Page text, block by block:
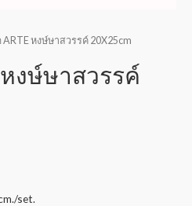
หงษ์ษาสวรรค์ 20X25cm
งษ์ษาสวรรค์
set.